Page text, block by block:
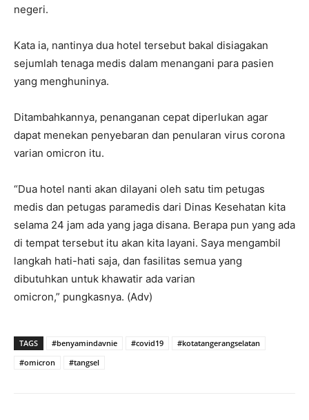
negeri.
Kata ia, nantinya dua hotel tersebut bakal disiagakan
sejumlah tenaga medis dalam menangani para pasien
yang menghuninya.
Ditambahkannya, penanganan cepat diperlukan agar
dapat menekan penyebaran dan penularan virus corona
varian omicron itu.
“Dua hotel nanti akan dilayani oleh satu tim petugas
medis dan petugas paramedis dari Dinas Kesehatan kita
selama 24 jam ada yang jaga disana. Berapa pun yang ada
di tempat tersebut itu akan kita layani. Saya mengambil
langkah hati-hati saja, dan fasilitas semua yang
dibutuhkan untuk khawatir ada varian
omicron,” pungkasnya. (Adv)
TAGS #benyamindavnie #covid19
#kotatangerangselatan
#omicron
#tangsel